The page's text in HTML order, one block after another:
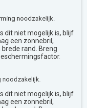
noodzakelijk.
dit niet mogelijk is, blijf
een zonnebril,
rand. Breng
noodzakelijk.
dit niet mogelijk is, blijf
een zonnebril,